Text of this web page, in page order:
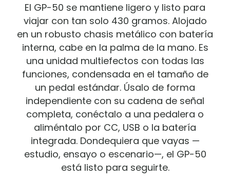
El GP-50 se mantiene ligero y listo para
viajar con tan solo 430 gramos. Alojado
en un robusto chasis metálico con batería
interna, cabe en la palma de la mano. Es
una unidad multiefectos con todas las
funciones, condensada en el tamaño de
un pedal estándar. Úsalo de forma
independiente con su cadena de señal
completa, conéctalo a una pedalera o
aliméntalo por CC, USB o la batería
integrada. Dondequiera que vayas —
estudio, ensayo o escenario—, el GP-50
está listo para seguirte.